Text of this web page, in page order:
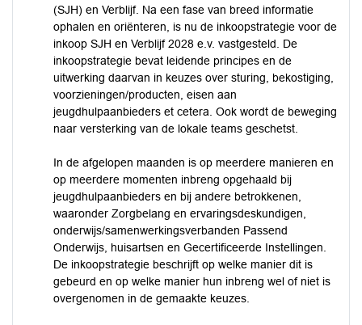
(SJH) en Verblijf. Na een fase van breed informatie
ophalen en oriënteren, is nu de inkoopstrategie voor de
inkoop SJH en Verblijf 2028 e.v. vastgesteld. De
inkoopstrategie bevat leidende principes en de
uitwerking daarvan in keuzes over sturing, bekostiging,
voorzieningen/producten, eisen aan
jeugdhulpaanbieders et cetera. Ook wordt de beweging
naar versterking van de lokale teams geschetst.
In de afgelopen maanden is op meerdere manieren en
op meerdere momenten inbreng opgehaald bij
jeugdhulpaanbieders en bij andere betrokkenen,
waaronder Zorgbelang en ervaringsdeskundigen,
onderwijs/samenwerkingsverbanden Passend
Onderwijs, huisartsen en Gecertificeerde Instellingen.
De inkoopstrategie beschrijft op welke manier dit is
gebeurd en op welke manier hun inbreng wel of niet is
overgenomen in de gemaakte keuzes.